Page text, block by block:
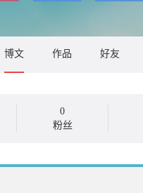
博文 作品 好友
0
粉丝